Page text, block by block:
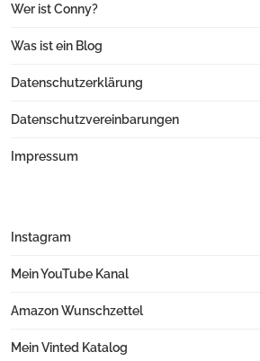
Wer ist Conny?
Was ist ein Blog
Datenschutzerklärung
Datenschutzvereinbarungen
Impressum
Instagram
Mein YouTube Kanal
Amazon Wunschzettel
Mein Vinted Katalog